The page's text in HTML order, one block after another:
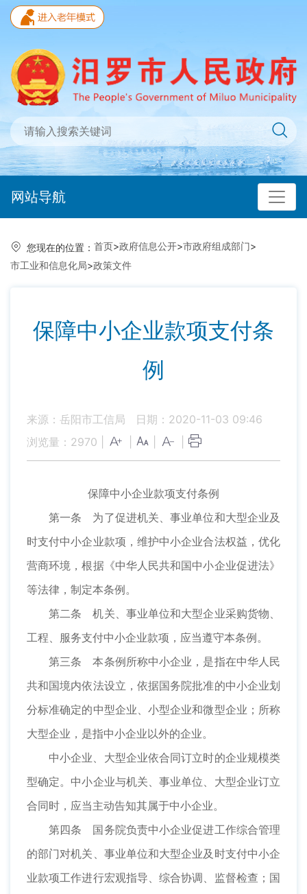
网站导航
您现在的位置： 首页>政府信息公开>市政府组成部门>
市工业和信息化局>政策文件
保障中小企业款项支付条
例
来源：岳阳市工信局
日期：2020-11-03 09:46
浏览量： 2970
保障中小企业款项支付条例
第一条 为了促进机关、事业单位和大型企业及
时支付中小企业款项，维护中小企业合法权益，优化
营商环境，根据《中华人民共和国中小企业促进法》
等法律，制定本条例。
第二条 机关、事业单位和大型企业采购货物、
工程、服务支付中小企业款项，应当遵守本条例。
第三条 本条例所称中小企业，是指在中华人民
共和国境内依法设立，依据国务院批准的中小企业划
分标准确定的中型企业、小型企业和微型企业；所称
大型企业，是指中小企业以外的企业。
中小企业、大型企业依合同订立时的企业规模类
型确定。中小企业与机关、事业单位、大型企业订立
合同时，应当主动告知其属于中小企业。
第四条 国务院负责中小企业促进工作综合管理
的部门对机关、事业单位和大型企业及时支付中小企
业款项工作进行宏观指导、综合协调、监督检查；国